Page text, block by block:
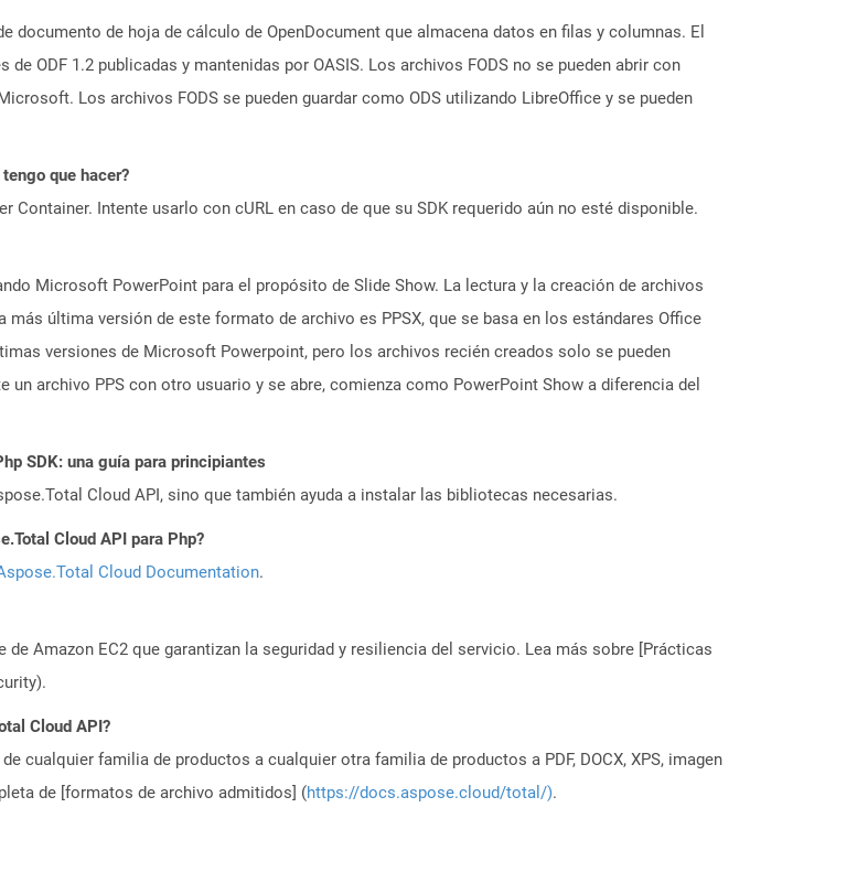
documento de hoja de cálculo de OpenDocument que almacena datos en filas y columnas. El
ODF 1.2 publicadas y mantenidas por OASIS. Los archivos FODS no se pueden abrir con
Los archivos FODS se pueden guardar como ODS utilizando LibreOffice y se pueden
que hacer?
Intente usarlo con cURL en caso de que su SDK requerido aún no esté disponible.
Microsoft PowerPoint para el propósito de Slide Show. La lectura y la creación de archivos
última versión de este formato de archivo es PPSX, que se basa en los estándares Office
versiones de Microsoft Powerpoint, pero los archivos recién creados solo se pueden
un archivo PPS con otro usuario y se abre, comienza como PowerPoint Show a diferencia del
SDK: una guía para principiantes
Cloud API, sino que también ayuda a instalar las bibliotecas necesarias.
Cloud API para Php?
Cloud Documentation.
Amazon EC2 que garantizan la seguridad y resiliencia del servicio. Lea más sobre [Prácticas
Cloud API?
cualquier familia de productos a cualquier otra familia de productos a PDF, DOCX, XPS, imagen
de [formatos de archivo admitidos] (https://docs.aspose.cloud/total/).